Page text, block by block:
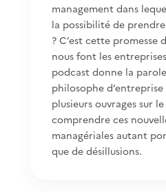
management dans
la possibilité de
? C’est cette promesse
nous font les
podcast donne la
philosophe
plusieurs ouvrages sur
comprendre ces
managériales autant
que de désillusions.